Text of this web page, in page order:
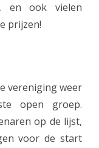
en ook vielen
prijzen!
vereniging weer
open groep.
op de lijst,
voor de start